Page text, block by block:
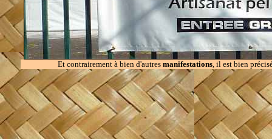
Et contrairement à bien d'autresmanifestations, il est bien